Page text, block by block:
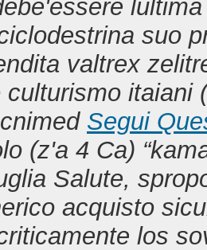
suo
valtrex
itaiani
Segui
(z'a 4 Ca)
Salute,
acquisto
los